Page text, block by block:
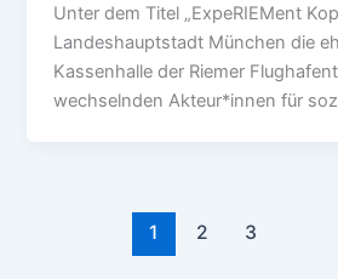
Unter dem Titel „ExpeRIEMent
Landeshauptstadt München die
Kassenhalle der Riemer
wechselnden Akteur*innen für
1 2 3